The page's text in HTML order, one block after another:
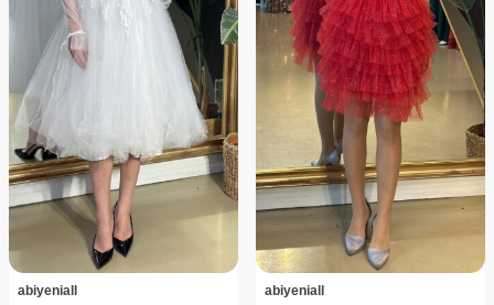
abiyeniall abiyeniall